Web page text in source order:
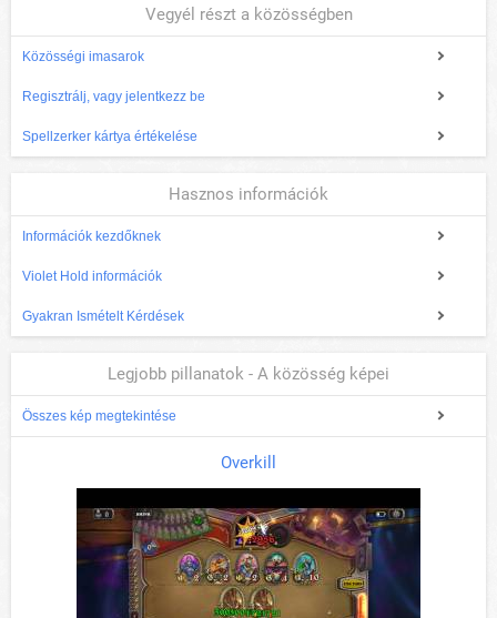
Vegyél részt a közösségben
Közösségi imasarok
Regisztrálj, vagy jelentkezz be
Spellzerker kártya értékelése
Hasznos információk
Információk kezdőknek
Violet Hold információk
Gyakran Ismételt Kérdések
Legjobb pillanatok - A közösség képei
Összes kép megtekintése
Overkill